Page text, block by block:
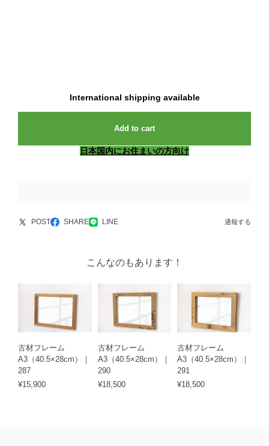
International shipping available
Add to cart
日本国内にお住まいの方向け
POST SHARE LINE 通報する
こんなのもあります！
古材フレーム
A3（40.5×28cm）｜
287
¥15,900
古材フレーム
A3（40.5×28cm）｜
290
¥18,500
古材フレーム
A3（40.5×28cm）｜
291
¥18,500